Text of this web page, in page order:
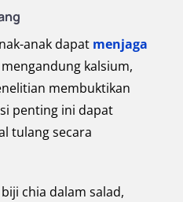
anak dapat menjaga
kalsium,
membuktikan
penting ini dapat
tulang secara
chia dalam salad,